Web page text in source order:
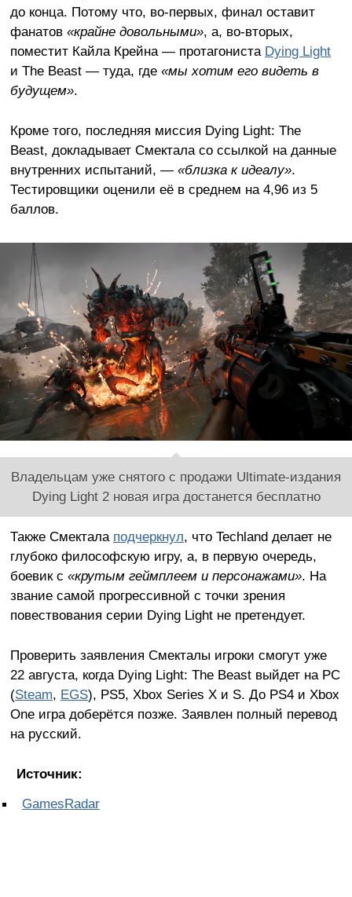
до конца. Потому что, во-первых, финал оставит
фанатов «крайне довольными», а, во-вторых,
поместит Кайла Крейна — протагониста Dying Light
и The Beast — туда, где «мы хотим его видеть в
будущем».
Кроме того, последняя миссия Dying Light: The
Beast, докладывает Смектала со ссылкой на данные
внутренних испытаний, — «близка к идеалу».
Тестировщики оценили её в среднем на 4,96 из 5
баллов.
Владельцам уже снятого с продажи Ultimate-издания
Dying Light 2 новая игра достанется бесплатно
Также Смектала подчеркнул, что Techland делает не
глубоко философскую игру, а, в первую очередь,
боевик с «крутым геймплеем и персонажами». На
звание самой прогрессивной с точки зрения
повествования серии Dying Light не претендует.
Проверить заявления Смекталы игроки смогут уже
22 августа, когда Dying Light: The Beast выйдет на PC
(Steam, EGS), PS5, Xbox Series X и S. До PS4 и Xbox
One игра доберётся позже. Заявлен полный перевод
на русский.
Источник:
GamesRadar